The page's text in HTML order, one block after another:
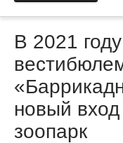
В 2021
новый
зоопарк